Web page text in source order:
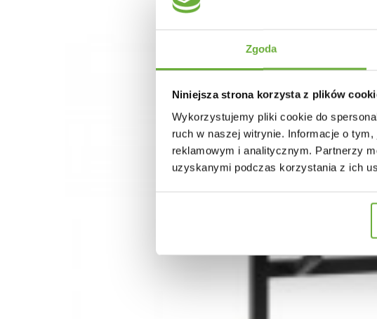
Zgoda
Niniejsza strona korzysta z plików
Wykorzystujemy pliki cookie do
ruch w naszej witrynie. Informacje o
reklamowym i analitycznym. Partnerzy
uzyskanymi podczas korzystania z ich
-19%